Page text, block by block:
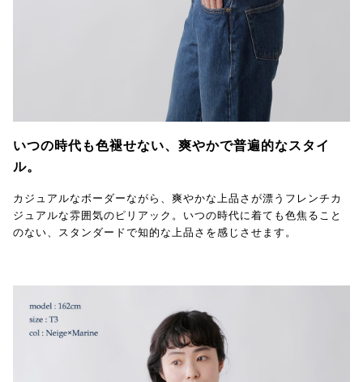
いつの時代も色褪せない、爽やかで普遍的なスタイ
ル。
カジュアルなボーダーながら、爽やかな上品さが漂うフレンチカ
ジュアルな雰囲気のピリアック。いつの時代に着ても色焦ること
のない、スタンダードで知的な上品さを感じさせます。